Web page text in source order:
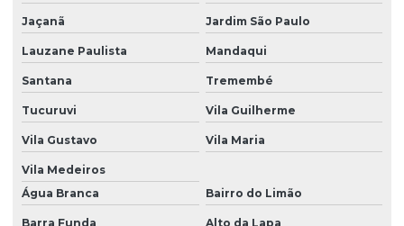
Pp granulado preto
Ps granulado
Ps reciclado
Sucata plastica
Sucata plastica a venda
Jaçanã Jardim São Paulo
Lauzane Paulista Mandaqui
Santana Tremembé
Tucuruvi Vila Guilherme
Vila Gustavo Vila Maria
Vila Medeiros
Água Branca
Bairro do Limão
Barra Funda Alto da Lapa